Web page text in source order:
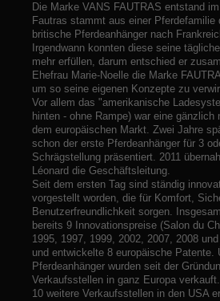
Die Marke VANS FAUTRAS entstand
Fautras stammt aus einer Pferdefamilie
britische Pferdeanhänger nach
Irgendwann konnten diese seine
mehr erfüllen, darum entschied er
Ehefrau Marie-Noelle die Marke
um so seine eigenen Konzepte zu
Vor allem das "amerikanische
hinten - ohne Rampe) war eine gänzlich
dem europäischen Markt. Zwei Jahre
schon der erste Pferdeanhänger für 3
Schrägstellung präsentiert. 2011
Léonard die Geschäftsleitung.
Seit dem ersten Tag sind ständig
vorgestellt worden, die für Komfort,
Benutzerfreundlichkeit sorgen.
bereits 9 Innovationspreise (Salon du
1995, 1997, 1999, 2002, 2007, 2008
und entwickelte 8 europäische Patente.
Pferdeanhänger wurden seit der
Verkaufsstellen in ganz Europa
10 weitere Verkaufsstellen in den USA